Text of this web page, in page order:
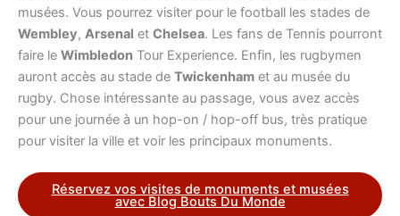
musées. Vous pourrez visiter pour le football les stades de
Wembley, Arsenal et Chelsea. Les fans de Tennis pourront
faire le Wimbledon Tour Experience. Enfin, les rugbymen
auront accès au stade de Twickenham et au musée du
rugby. Chose intéressante au passage, vous avez accès
pour une journée à un hop-on / hop-off bus, très pratique
pour visiter la ville et voir les principaux monuments.
Réservez vos visites de monuments et musées
avec Blog Bouts Du Monde